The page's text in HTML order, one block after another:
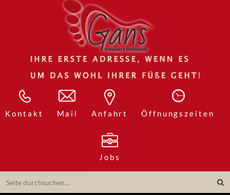
Kontakt Mail Anfahrt Öffnungszeiten
Jobs